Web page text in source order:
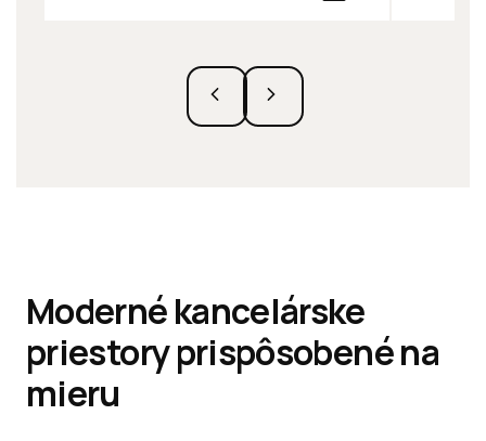
Moderné kancelárske
priestory prispôsobené na
mieru